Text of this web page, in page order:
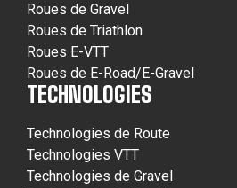
Roues de Gravel
Roues de Triathlon
Roues E-VTT
Roues de E-Road/E-Gravel
TECHNOLOGIES
Technologies de Route
Technologies VTT
Technologies de Gravel